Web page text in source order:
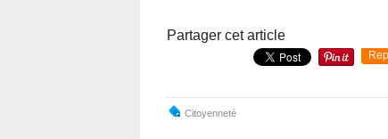
Partager cet article
Citoyenneté